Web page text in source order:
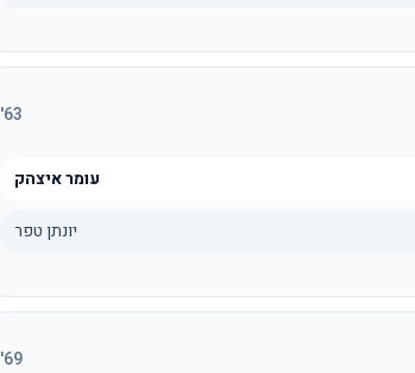
63
'
עומר איצהק
יונתן טפר
69
'